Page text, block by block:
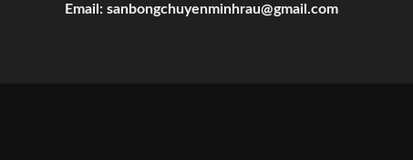
Email: sanbongchuyenminhrau@gmail.com